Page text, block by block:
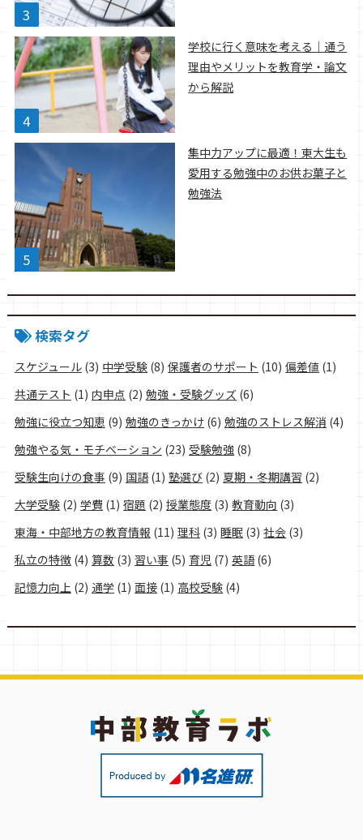
学校に行く意味を考える｜通う
理由やメリットを教育学・論文
から解説
集中力アップに最適！東大生も
愛用する勉強中のお供お菓子と
勉強法
検索タグ
スケジュール(3) 中学受験 (8) 保護者のサポート (10) 偏差値 (1)
共通テスト (1) 内申点 (2) 勉強・受験グッズ (6)
勉強に役立つ知恵 (9) 勉強のきっかけ (6) 勉強のストレス解消 (4)
勉強やる気・モチベーション (23) 受験勉強 (8)
受験生向けの食事 (9) 国語(1) 塾選び (2) 夏期・冬期講習 (2)
大学受験(2) 学費 (1) 宿題 (2) 授業態度 (3) 教育動向 (3)
東海・中部地方の教育情報 (11) 理科 (3) 睡眠 (3) 社会 (3)
私立の特徴(4) 算数 (3) 習い事 (5) 育児 (7) 英語(6)
記憶力向上 (2) 通学 (1) 面接 (1) 高校受験 (4)